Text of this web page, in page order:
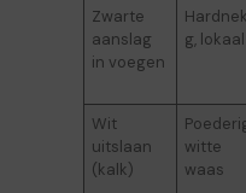
Zwarte
aanslag
in voegen
g, lokaal
Wit
uitslaan
(kalk)
witte
waas